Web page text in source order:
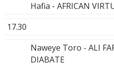
Hafia - AFRICAN
17.30
Naweye Toro - ALI
DIABATE